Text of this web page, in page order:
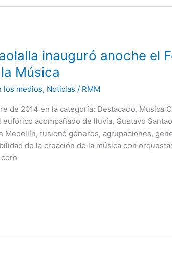
inauguró anoche el
Música
los medios, Noticias / RMM
de 2014 en la categoría: Destacado, Musica
acompañado de lluvia, Gustavo
Medellín, fusionó géneros, agrupaciones,
de la creación de la música con